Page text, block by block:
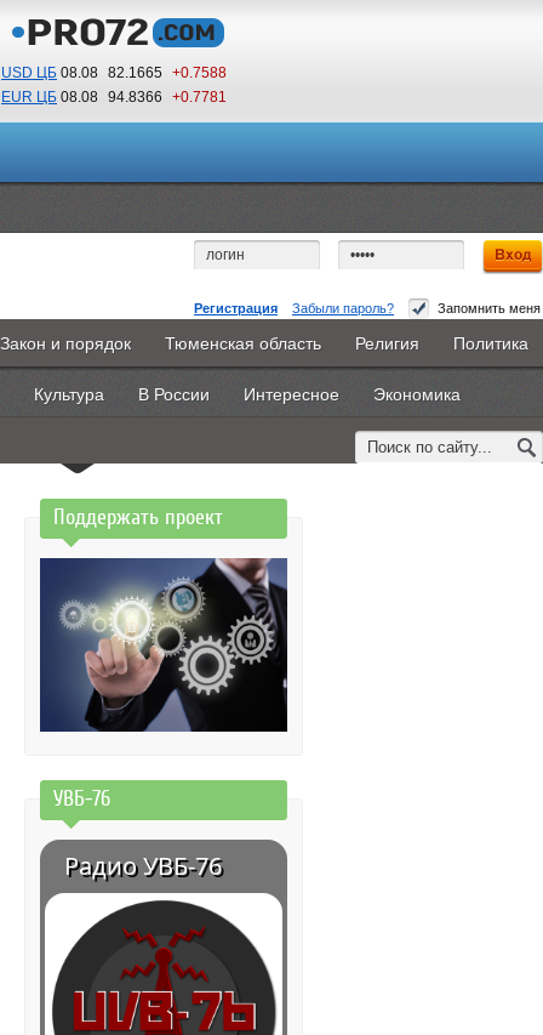
USD ЦБ 08.08 82.1665 +0.7588
EUR ЦБ 08.08 94.8366 +0.7781
02 40
По Гринвичу (GMT +5)
Регистрация Забыли пароль? Запомнить меня
Главная Новости Объявления КНИГИ ВестиNet
Каталоги 9PS Прочее
Закон и порядок Тюменская область Религия Политика
Культура В России Интересное Экономика
Доступ запрещен
Вы не имеете доступа к этой странице.
Возможно, Вам необходимо оформить подписку,
обратитесь к администрации сайта.
Поддержать проект
УВБ-76
Радио УВБ-76